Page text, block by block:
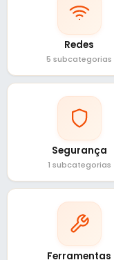
Redes
5 subcategorias
Segurança
1 subcategorias
Ferramentas